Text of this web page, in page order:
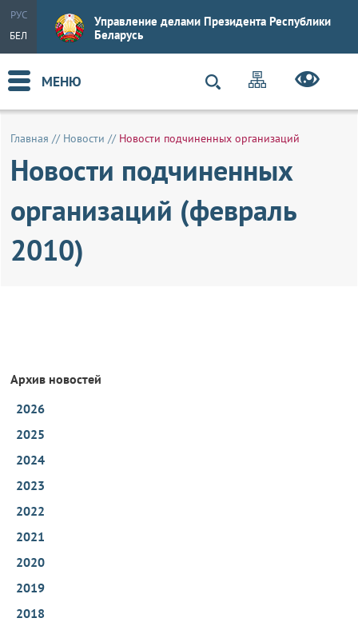
РУС
БЕЛ
Управление делами Президента Республики
Беларусь
МЕНЮ
Главная // Новости // Новости подчиненных организаций
Новости подчиненных
организаций (февраль
2010)
Архив новостей
2026
2025
2024
2023
2022
2021
2020
2019
2018